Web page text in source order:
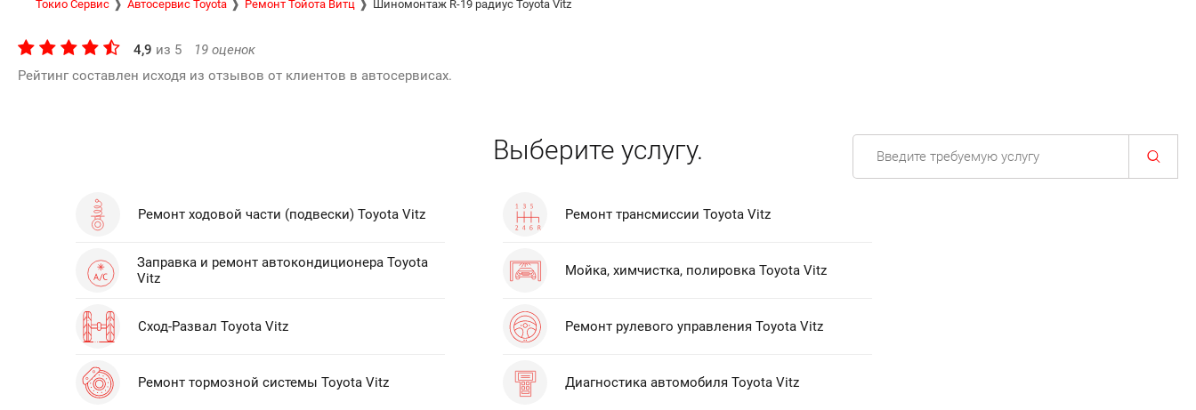
Токио Сервис Автосервис Toyota Ремонт Тойота Витц Шиномонтаж R-19 радиус Toyota Vitz
4,9 из 5 19 оценок
Рейтинг составлен исходя из отзывов от клиентов в автосервисах.
Выберите услугу.
Ремонт ходовой части (подвески) Toyota Vitz Ремонт трансмиссии Toyota Vitz
Заправка и ремонт автокондиционера Toyota
Vitz
Мойка, химчистка, полировка Toyota Vitz
Сход-Развал Toyota Vitz Ремонт рулевого управления Toyota Vitz
Ремонт тормозной системы Toyota Vitz Диагностика автомобиля Toyota Vitz